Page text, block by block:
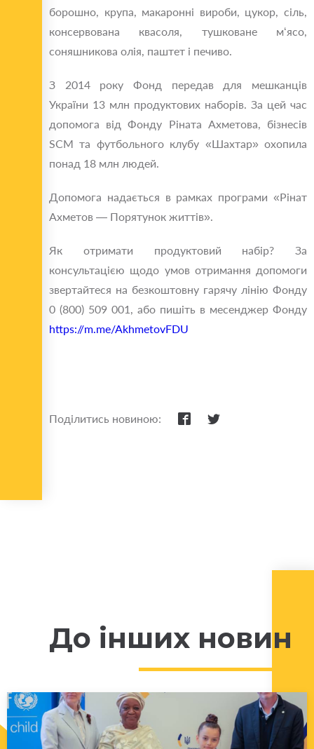
борошно, крупа, макаронні вироби, цукор, сіль,
консервована квасоля, тушковане м‘ясо,
соняшникова олія, паштет і печиво.
З 2014 року Фонд передав для мешканців
України 13 млн продуктових наборів. За цей час
допомога від Фонду Ріната Ахметова, бізнесів
SCM та футбольного клубу «Шахтар» охопила
понад 18 млн людей.
Допомога надається в рамках програми «Рінат
Ахметов — Порятунок життів».
Як отримати продуктовий набір? За
консультацією щодо умов отримання допомоги
звертайтеся на безкоштовну гарячу лінію Фонду
0 (800) 509 001, або пишіть в месенджер Фонду
https://m.me/AkhmetovFDU
Поділитись новиною:
До інших новин